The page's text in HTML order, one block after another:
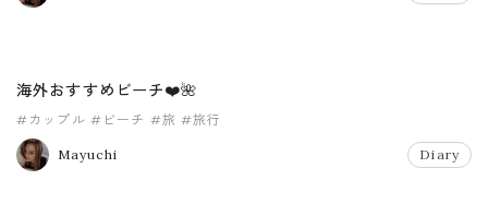
海外おすすめビーチ❤️🌺
#カップル #ビーチ #旅 #旅行
Mayuchi Diary